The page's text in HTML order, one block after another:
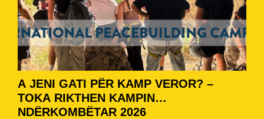
A JENI GATI PËR KAMP VEROR? –
TOKA RIKTHEN KAMPIN
NDËRKOMBËTAR 2026